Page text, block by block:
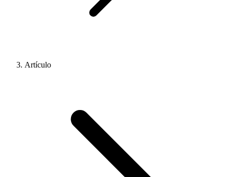
Artículo